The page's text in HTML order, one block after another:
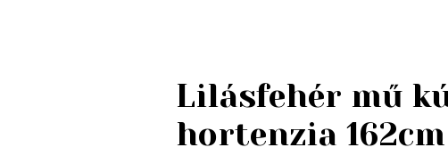
Lilásfehér mű
hortenzia 162cm